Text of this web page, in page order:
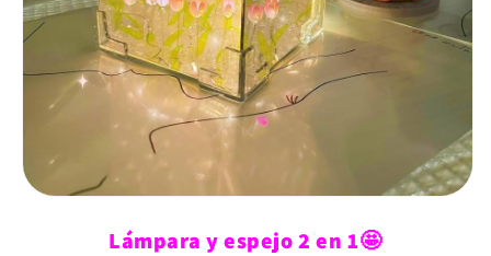
Lámpara y espejo 2 en 1🤩